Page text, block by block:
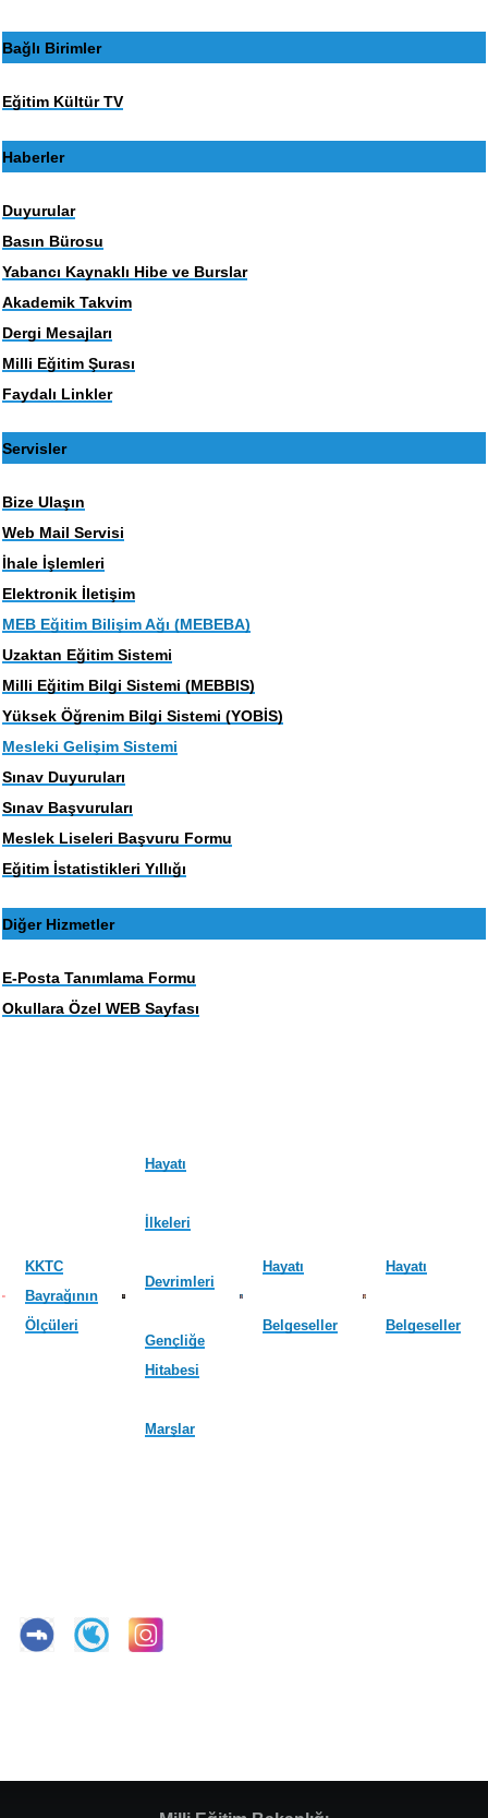
Bağlı Birimler
Eğitim Kültür TV
Haberler
Duyurular
Basın Bürosu
Yabancı Kaynaklı Hibe ve Burslar
Akademik Takvim
Dergi Mesajları
Milli Eğitim Şurası
Faydalı Linkler
Servisler
Bize Ulaşın
Web Mail Servisi
İhale İşlemleri
Elektronik İletişim
MEB Eğitim Bilişim Ağı (MEBEBA)
Uzaktan Eğitim Sistemi
Milli Eğitim Bilgi Sistemi (MEBBIS)
Yüksek Öğrenim Bilgi Sistemi (YOBİS)
Mesleki Gelişim Sistemi
Sınav Duyuruları
Sınav Başvuruları
Meslek Liseleri Başvuru Formu
Eğitim İstatistikleri Yıllığı
Diğer Hizmetler
E-Posta Tanımlama Formu
Okullara Özel WEB Sayfası
KKTC
Bayrağının
Ölçüleri
Hayatı
İlkeleri
Devrimleri
Gençliğe
Hitabesi
Marşlar
Hayatı
Belgeseller
Hayatı
Belgeseller